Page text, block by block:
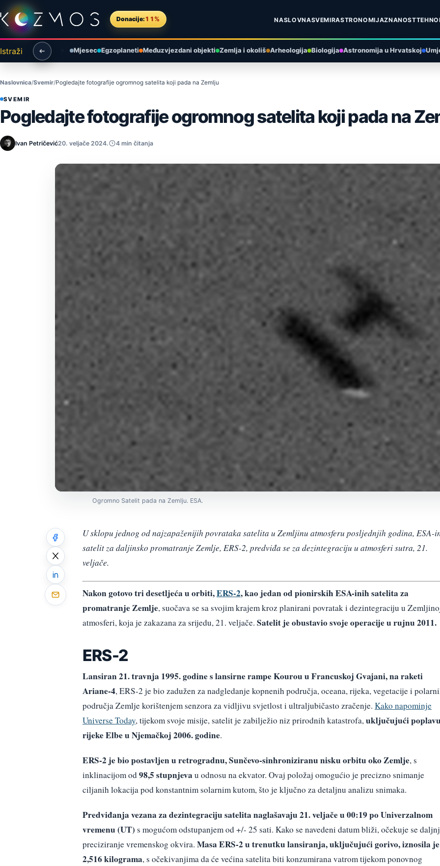
Preskoči na sadržaj
Donacije: 11% NASLOVNASVEMIRASTRONOMIJAZNANOST
Istraži Mjesec Egzoplaneti Međuzvjezdani objekti Zemlja i okoliš Arheologija Biologija Astronomija u Hrvatskoj
Naslovnica Svemir Pogledajte fotografije ogromnog satelita koji pada na Zemlju
SVEMIR
Pogledajte fotografije ogromnog satelita koji pada na
Ivan Petričević20. veljače 2024. 4 min čitanja
Ogromno Satelit pada na Zemlju. ESA.
U sklopu jednog od najzapaženijih povrataka satelita u Zemljinu atmosferu posljednjih godina, ESA-
satelit za daljinsko promatranje Zemlje, ERS-2, predviđa se za dezintegraciju u atmosferi sutra, 21.
veljače.
Nakon gotovo tri desetljeća u orbiti,ERS-2, kao jedan od pionirskih ESA-inih satelita za
promatranje Zemlje, suočava se sa svojim krajem kroz planirani povratak i dezintegraciju u
atmosferi, koja je zakazana za srijedu, 21. veljače. Satelit je obustavio svoje operacije u rujnu 2011.
ERS-2
Lansiran 21. travnja 1995. godine s lansirne rampe Kourou u Francuskoj Gvajani, na raketi
Ariane-4, ERS-2 je bio zadužen za nadgledanje kopnenih područja, oceana, rijeka, vegetacije i
područja Zemlje korištenjem senzora za vidljivu svjetlost i ultraljubičasto zračenje. Kako napominje
Universe Today, tijekom svoje misije, satelit je zabilježio niz prirodnih katastrofa,uključujući
rijeke Elbe u Njemačkoj 2006. godine.
ERS-2 je bio postavljen u retrogradnu, Sunčevo-sinhroniziranu nisku orbitu oko Zemlje, s
inklinacijom od98,5 stupnjeva u odnosu na ekvator. Ovaj položaj omogućio je precizno snimanje
ciljanih lokacija pod konstantnim solarnim kutom, što je ključno za detaljnu analizu snimaka.
Predviđanja vezana za dezintegraciju satelita naglašavaju 21. veljače u 00:19 po Univerzalnom
vremenu (UT) s mogućom odstupanjem od +/- 25 sati. Kako se navedeni datum bliži, očekuje se
preciziranje vremenskog okvira. Masa ERS-2 u trenutku lansiranja, uključujući gorivo, iznosila je
2,516 kilograma, s očekivanjima da će većina satelita biti konzumirana vatrom tijekom ponovnog